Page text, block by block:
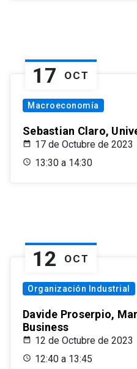
17 OCT
Macroeconomía
Sebastian Claro,
17 de Octubre de 2023
13:30 a 14:30
12 OCT
Organización Industrial
Davide Proserpio,
Business
12 de Octubre de 2023
12:40 a 13:45